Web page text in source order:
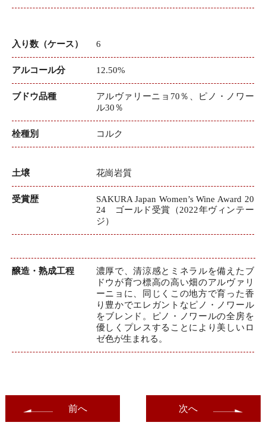
入り数（ケース） 6
アルコール分 12.50%
ブドウ品種
アルヴァリーニョ70％、ピノ・ノワー
ル30％
栓種別 コルク
土壌 花崗岩質
受賞歴
SAKURA Japan Women’s Wine Award 20
24 ゴールド受賞（2022年ヴィンテー
ジ）
醸造・熟成工程
濃厚で、清涼感とミネラルを備えたブ
ドウが育つ標高の高い畑のアルヴァリ
ーニョに、同じくこの地方で育った香
り豊かでエレガントなピノ・ノワール
をブレンド。ピノ・ノワールの全房を
優しくプレスすることにより美しいロ
ゼ色が生まれる。
前へ 次へ